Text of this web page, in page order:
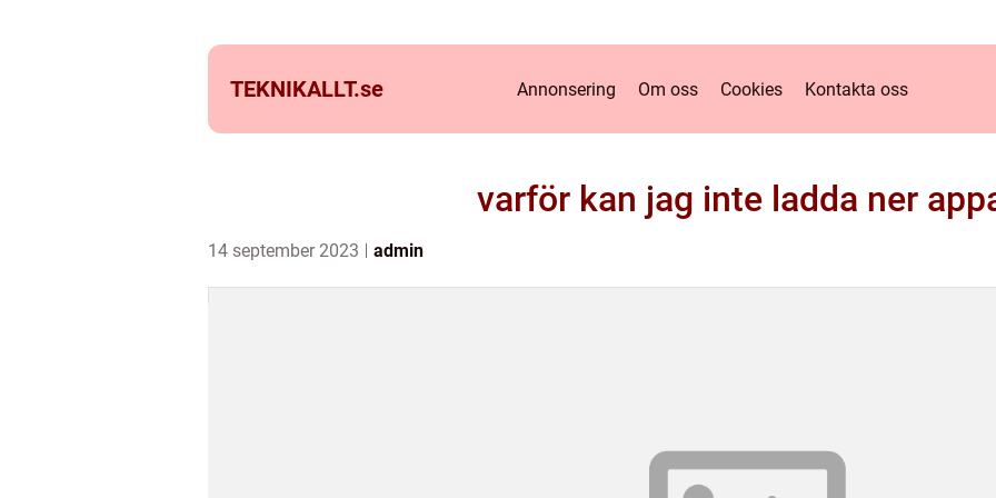
TEKNIKALLT.se Annonsering Om oss Cookies Kontakta oss
varför kan jag inte ladda ner
14 september 2023 admin